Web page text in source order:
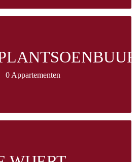
0 Appartementen